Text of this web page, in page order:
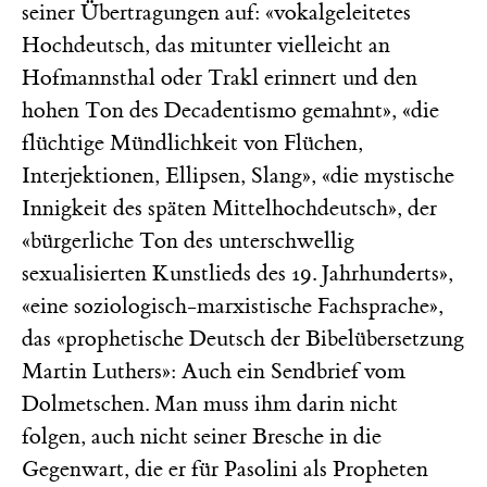
seiner Übertragungen auf: «vokalgeleitetes
Hochdeutsch, das mitunter vielleicht an
Hofmannsthal oder Trakl erinnert und den
hohen Ton des Decadentismo gemahnt», «die
flüchtige Mündlichkeit von Flüchen,
Interjektionen, Ellipsen, Slang», «die mystische
Innigkeit des späten Mittelhochdeutsch», der
«bürgerliche Ton des unterschwellig
sexualisierten Kunstlieds des 19. Jahrhunderts»,
«eine soziologisch-marxistische Fachsprache»,
das «prophetische Deutsch der Bibelübersetzung
Martin Luthers»: Auch ein Sendbrief vom
Dolmetschen. Man muss ihm darin nicht
folgen, auch nicht seiner Bresche in die
Gegenwart, die er für Pasolini als Propheten